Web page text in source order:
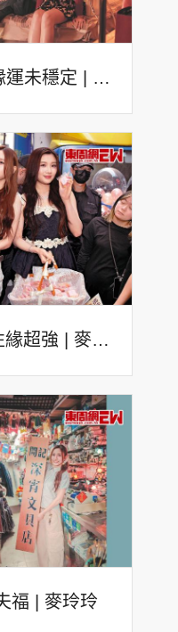
未穩定 | 麥
超強 | 麥玲
福 | 麥玲玲